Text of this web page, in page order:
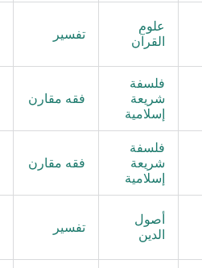
علوم
القرآن
تفسير
فلسفة
شريعة
إسلامية
فقه مقارن
فلسفة
شريعة
إسلامية
فقه مقارن
أصول
الدين
تفسير